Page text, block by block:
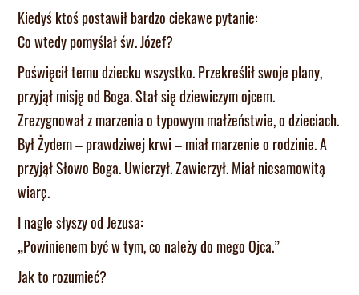
Kiedyś ktoś postawił bardzo ciekawe pytanie:
Co wtedy pomyślał św. Józef?
Poświęcił temu dziecku wszystko. Przekreślił swoje plany,
przyjął misję od Boga. Stał się dziewiczym ojcem.
Zrezygnował z marzenia o typowym małżeństwie, o dzieciach.
Był Żydem – prawdziwej krwi – miał marzenie o rodzinie. A
przyjął Słowo Boga. Uwierzył. Zawierzył. Miał niesamowitą
wiarę.
I nagle słyszy od Jezusa:
„Powinienem być w tym, co należy do mego Ojca.”
Jak to rozumieć?